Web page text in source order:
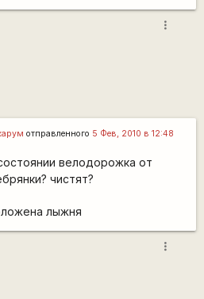
more_vert
отправленного 5 Фев, 2010 в 12:48
велодорожка от
чистят?
лыжня
more_vert